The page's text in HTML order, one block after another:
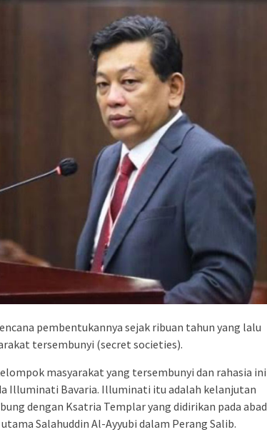
pembentukannya sejak ribuan tahun yang lalu
tersembunyi (secret societies).
masyarakat yang tersembunyi dan rahasia ini
Illuminati Bavaria. Illuminati itu adalah kelanjutan
dengan Ksatria Templar yang didirikan pada abad
Salahuddin Al-Ayyubi dalam Perang Salib.